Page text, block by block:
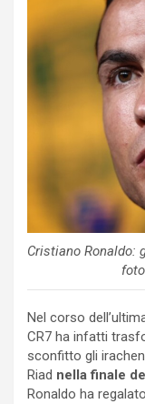
Cristiano Ronaldo:
Nel corso
CR7 ha infatti
sconfitto gli
Riad nella finale
Ronaldo ha